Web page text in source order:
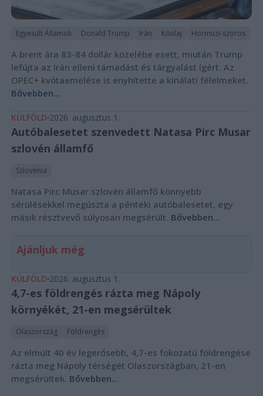
Egyesült Államok Donald Trump Irán Kőolaj Hormuzi-szoros
A brent ára 83-84 dollár közelébe esett, miután Trump
lefújta az Irán elleni támadást és tárgyalást ígért. Az
OPEC+ kvótaemelése is enyhítette a kínálati félelmeket.
Bővebben...
KÜLFÖLD 2026. augusztus 1.
Autóbalesetet szenvedett Natasa Pirc Musar
szlovén államfő
Szlovénia
Natasa Pirc Musar szlovén államfő könnyebb
sérülésekkel megúszta a pénteki autóbalesetet, egy
másik résztvevő súlyosan megsérült. Bővebben...
Ajánljuk még
KÜLFÖLD 2026. augusztus 1.
4,7-es földrengés rázta meg Nápoly
környékét, 21-en megsérültek
Olaszország Földrengés
Az elmúlt 40 év legerősebb, 4,7-es fokozatú földrengése
rázta meg Nápoly térségét Olaszországban, 21-en
megsérültek. Bővebben...